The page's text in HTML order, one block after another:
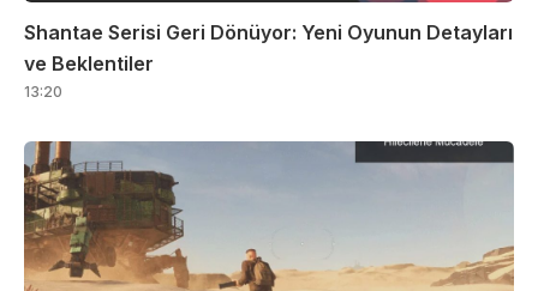
Shantae Serisi Geri Dönüyor: Yeni Oyunun Detayları
ve Beklentiler
13:20